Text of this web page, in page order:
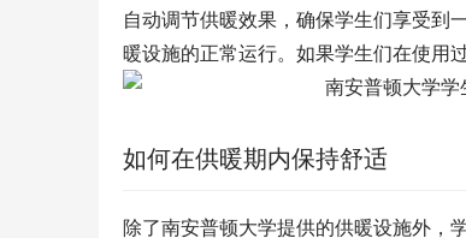
自动调节供暖效果，确保学生们享受到
暖设施的正常运行。如果学生们在使用
如何在供暖期内保持舒适
除了南安普顿大学提供的供暖设施外，